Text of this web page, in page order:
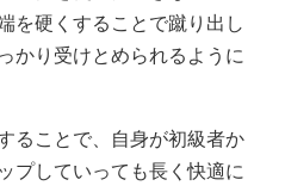
を硬くすることで蹴り出し
かり受けとめられるように
ることで、自身が初級者か
プしていっても長く快適に